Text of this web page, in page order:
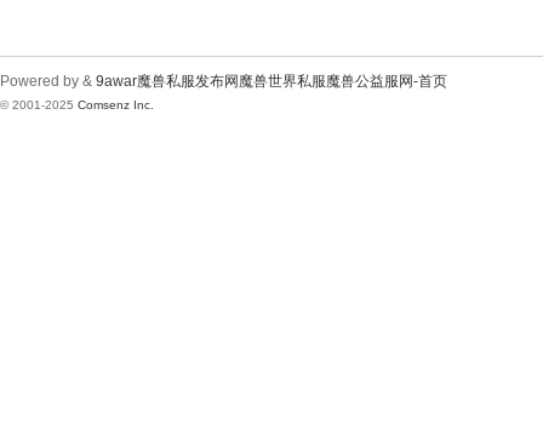
Powered by & 9awar魔兽私服发布网魔兽世界私服魔兽公益服网-首页
© 2001-2025 Comsenz Inc.